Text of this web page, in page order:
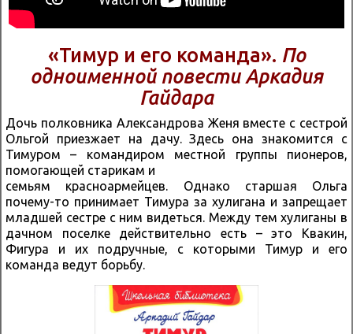
«Тимур и его команда». По
одноименной повести Аркадия
Гайдара
Дочь полковника Александрова Женя вместе с сестрой
Ольгой приезжает на дачу. Здесь она знакомится с
Тимуром – командиром местной группы пионеров,
помогающей старикам и
семьям красноармейцев. Однако старшая Ольга
почему-то принимает Тимура за хулигана и запрещает
младшей сестре с ним видеться. Между тем хулиганы в
дачном поселке действительно есть – это Квакин,
Фигура и их подручные, с которыми Тимур и его
команда ведут борьбу.